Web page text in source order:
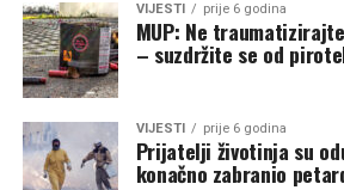
VIJESTI prije 6 godina
MUP: Ne
– suzdržite se od
VIJESTI prije 6 godina
Prijatelji životinja su
konačno zabranio